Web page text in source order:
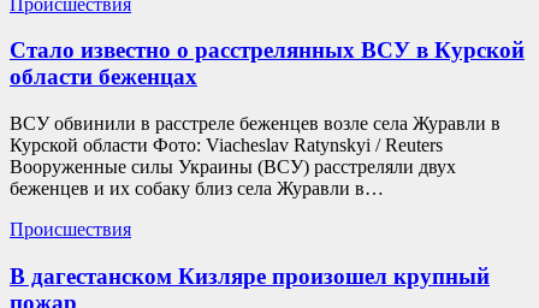
Стало известно о расстрелянных ВСУ в Курской
области беженцах
ВСУ обвинили в расстреле беженцев возле села Журавли в
Курской области Фото: Viacheslav Ratynskyi / Reuters
Вооруженные силы Украины (ВСУ) расстреляли двух
беженцев и их собаку близ села Журавли в…
Происшествия
В дагестанском Кизляре произошел крупный
пожар